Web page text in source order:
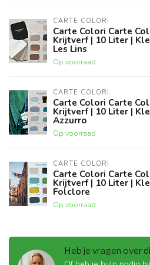
CARTE COLORI
Carte Colori Carte
Krijtverf | 10 Liter |
Les Lins
Op voorraad
CARTE COLORI
Carte Colori Carte
Krijtverf | 10 Liter |
Azzurro
Op voorraad
CARTE COLORI
Carte Colori Carte
Krijtverf | 10 Liter |
Folclore
Op voorraad
Heb je vragen over